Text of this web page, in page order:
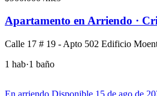
Apartamento en Arriendo ·
Calle 17 # 19 - Apto 502 Edificio
1 hab·1 baño
En arriendo Disponible 15 de ago de